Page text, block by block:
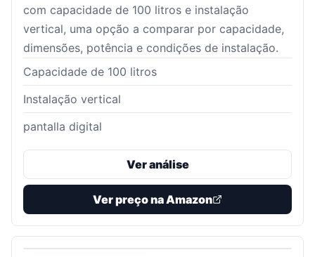
com capacidade de 100 litros e instalação
vertical, uma opção a comparar por capacidade,
dimensões, potência e condições de instalação.
Capacidade de 100 litros
Instalação vertical
pantalla digital
Ver análise
Ver preço na Amazon